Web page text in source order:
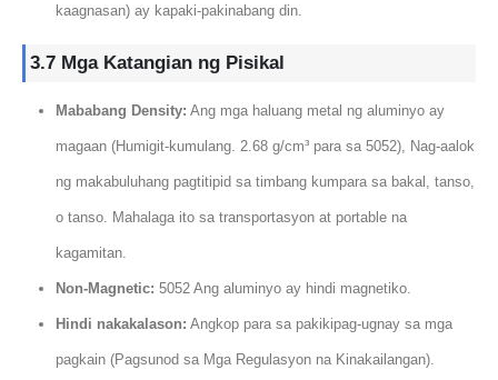
kaagnasan) ay kapaki-pakinabang din.
3.7 Mga Katangian ng Pisikal
Mababang Density: Ang mga haluang metal ng aluminyo ay
magaan (Humigit-kumulang. 2.68 g/cm³ para sa 5052), Nag-aalok
ng makabuluhang pagtitipid sa timbang kumpara sa bakal, tanso,
o tanso. Mahalaga ito sa transportasyon at portable na
kagamitan.
Non-Magnetic: 5052 Ang aluminyo ay hindi magnetiko.
Hindi nakakalason: Angkop para sa pakikipag-ugnay sa mga
pagkain (Pagsunod sa Mga Regulasyon na Kinakailangan).